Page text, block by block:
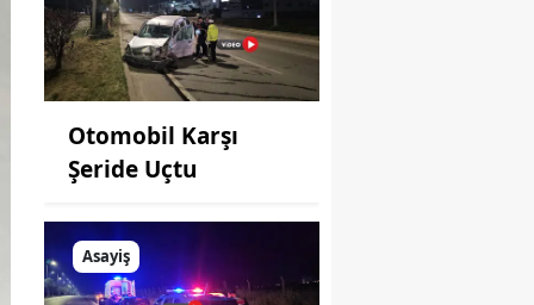
Otomobil Karşı
Şeride Uçtu
Asayiş